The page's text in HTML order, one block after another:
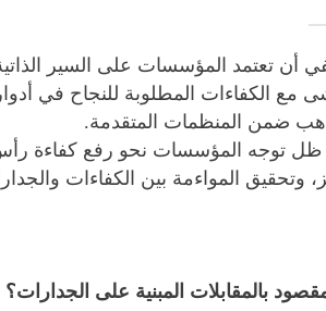
أن تعتمد المؤسسات على السير
مع الكفاءات المطلوبة للنجاح في
ضمن المنظمات المتقدمة.
وتحقيق المواءمة بين الكفاءات
بالمقابلات المبنية على الجدارات؟